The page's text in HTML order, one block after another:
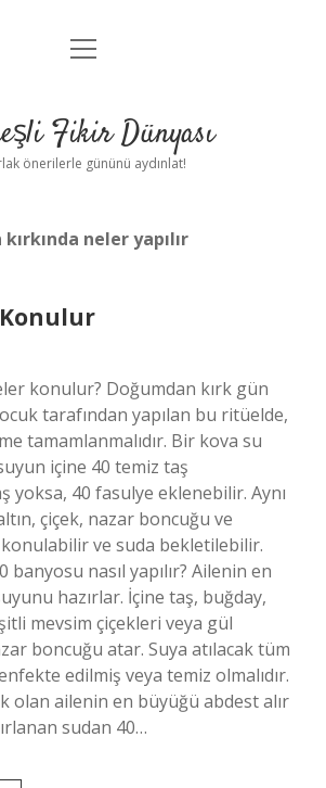
Anasayfa
Yasal Uyarı
menüyü
Fikir Dünyası
önerilerle gününü aydınlat!
neler yapılır
konulur? Doğumdan kırk gün
tarafından yapılan bu ritüelde,
tamamlanmalıdır. Bir kova su
içine 40 temiz taş
yoksa, 40 fasulye eklenebilir. Aynı
çiçek, nazar boncuğu ve
ve suda bekletilebilir.
nasıl yapılır? Ailenin en
hazırlar. İçine taş, buğday,
mevsim çiçekleri veya gül
boncuğu atar. Suya atılacak tüm
edilmiş veya temiz olmalıdır.
olan ailenin en büyüğü abdest alır
sudan 40…